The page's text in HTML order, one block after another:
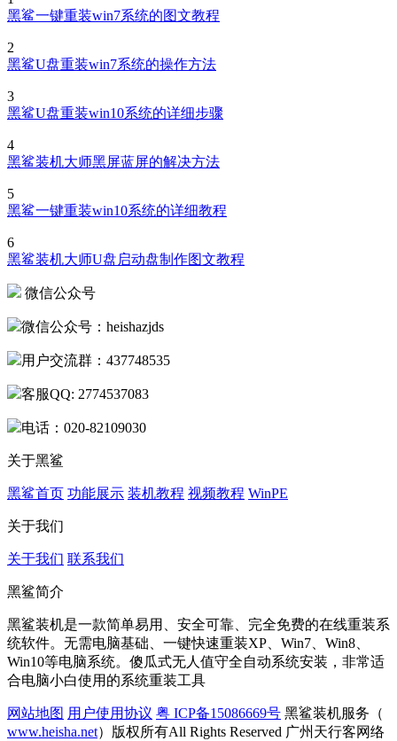
黑鲨一键重装win7系统的图文教程
2
黑鲨U盘重装win7系统的操作方法
3
黑鲨U盘重装win10系统的详细步骤
4
黑鲨装机大师黑屏蓝屏的解决方法
5
黑鲨一键重装win10系统的详细教程
6
黑鲨装机大师U盘启动盘制作图文教程
微信公众号
微信公众号：heishazjds
用户交流群：437748535
客服QQ: 2774537083
电话：020-82109030
关于黑鲨
黑鲨首页 功能展示 装机教程 视频教程 WinPE
关于我们
关于我们 联系我们
黑鲨简介
黑鲨装机是一款简单易用、安全可靠、完全免费的在线重装系
统软件。无需电脑基础、一键快速重装XP、Win7、Win8、
Win10等电脑系统。傻瓜式无人值守全自动系统安装，非常适
合电脑小白使用的系统重装工具
网站地图 用户使用协议 粤 ICP备15086669号 黑鲨装机服务（
www.heisha.net）版权所有All Rights Reserved 广州天行客网络